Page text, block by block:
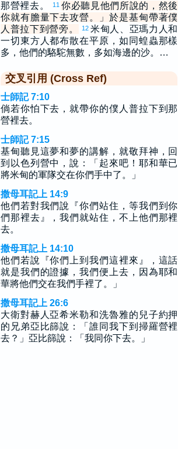
那營裡去。
11 你必聽見他們所說的，然後
你就有膽量下去攻營。」於是基甸帶著僕
人普拉下到營旁。
12 米甸人、亞瑪力人和
一切東方人都布散在平原，如同蝗蟲那樣
多，他們的駱駝無數，多如海邊的沙。…
交叉引用 (Cross Ref)
士師記 7:10
倘若你怕下去，就帶你的僕人普拉下到那
營裡去。
士師記 7:15
基甸聽見這夢和夢的講解，就敬拜神，回
到以色列營中，說：「起來吧！耶和華已
將米甸的軍隊交在你們手中了。」
撒母耳記上 14:9
他們若對我們說『你們站住，等我們到你
們那裡去』，我們就站住，不上他們那裡
去。
撒母耳記上 14:10
他們若說『你們上到我們這裡來』，這話
就是我們的證據，我們便上去，因為耶和
華將他們交在我們手裡了。」
撒母耳記上 26:6
大衛對赫人亞希米勒和洗魯雅的兒子約押
的兄弟亞比篩說：「誰同我下到掃羅營裡
去？」亞比篩說：「我同你下去。」